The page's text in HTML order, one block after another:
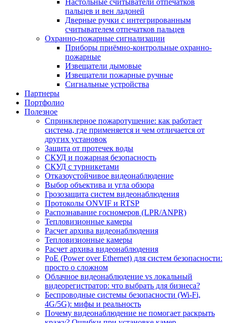
Настольные считыватели отпечатков
пальцев и вен ладоней
Дверные ручки с интегрированным
считывателем отпечатков пальцев
Охранно-пожарные сигнализации
Приборы приёмно-контрольные охранно-
пожарные
Извещатели дымовые
Извещатели пожарные ручные
Сигнальные устройства
Партнеры
Портфолио
Полезное
Спринклерное пожаротушение: как работает
система, где применяется и чем отличается от
других установок
Защита от протечек воды
СКУД и пожарная безопасность
СКУД с турникетами
Отказоустойчивое видеонаблюдение
Выбор объектива и угла обзора
Грозозащита систем видеонаблюдения
Протоколы ONVIF и RTSP
Распознавание госномеров (LPR/ANPR)
Тепловизионные камеры
Расчет архива видеонаблюдения
Тепловизионные камеры
Расчет архива видеонаблюдения
PoE (Power over Ethernet) для систем безопасности:
просто о сложном
Облачное видеонаблюдение vs локальный
видеорегистратор: что выбрать для бизнеса?
Беспроводные системы безопасности (Wi-Fi,
4G/5G): мифы и реальность
Почему видеонаблюдение не помогает раскрыть